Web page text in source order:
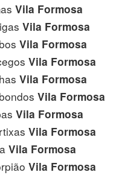
Vila Formosa
Vila Formosa
Vila Formosa
Vila Formosa
Vila Formosa
Vila Formosa
Vila Formosa
Vila Formosa
Vila Formosa
Vila Formosa